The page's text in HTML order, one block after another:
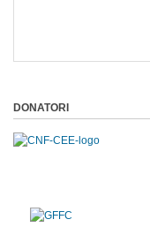
DONATORI